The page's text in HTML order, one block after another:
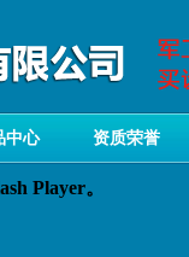
中心 资质荣誉
Player。